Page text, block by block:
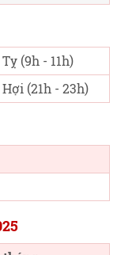
Tỵ (9h - 11h)
Hợi (21h - 23h)